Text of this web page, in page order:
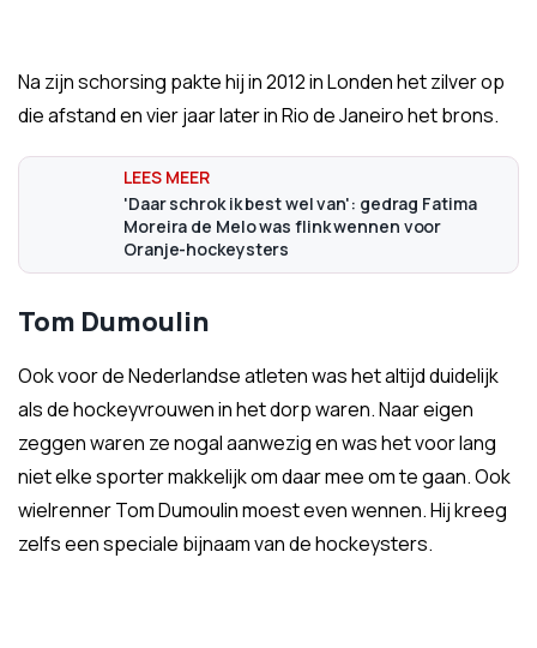
Na zijn schorsing pakte hij in 2012 in Londen het zilver op
die afstand en vier jaar later in Rio de Janeiro het brons.
'Daar schrok ik best wel van': gedrag Fatima
Moreira de Melo was flink wennen voor
Oranje-hockeysters
Tom Dumoulin
Ook voor de Nederlandse atleten was het altijd duidelijk
als de hockeyvrouwen in het dorp waren. Naar eigen
zeggen waren ze nogal aanwezig en was het voor lang
niet elke sporter makkelijk om daar mee om te gaan. Ook
wielrenner Tom Dumoulin moest even wennen. Hij kreeg
zelfs een speciale bijnaam van de hockeysters.